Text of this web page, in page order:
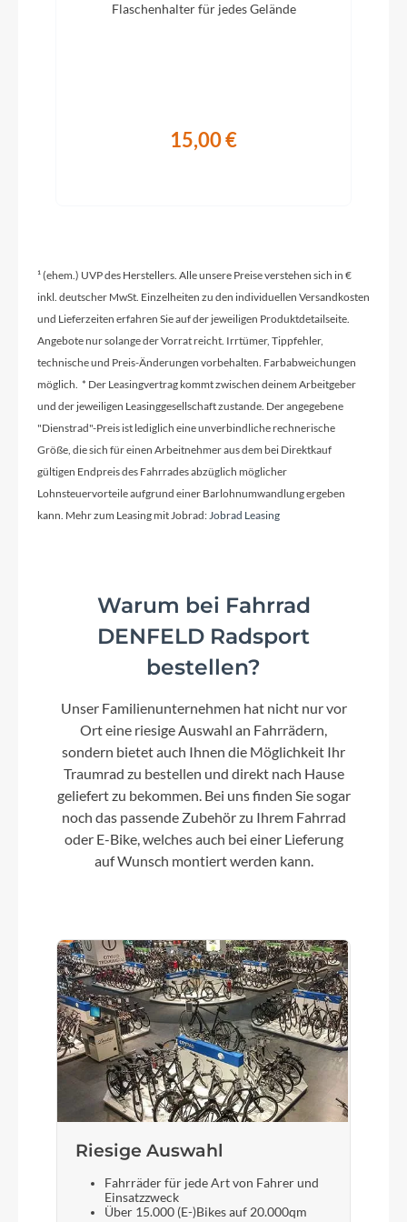
Lapierre by Fastace DR813, 4 Sealed Bearings,
Rahmenmaterial
Kurbelgarnitur
Sram SX Eagle boost 148 Dub 12s 32T 170mm (S)
/ 175mm (M/L/XL)
Kassette
SRAM PG1210 Eagle 11-50T 12 spd
31.8mm
Farbe
Dämpfer
FOX FLOAT DPS, Perf-Series Remote up, Evol LV,
210x50 (Std/Std)
Kette
Vorderrad Nabe
Lapierre by Fastace DF813 , BOOST 15x110, 32H
Schalthebel
Sram SX Eagle 12spd
Bremshebel
Steuersatz
Flaschenhalter für jedes Gelände
15,00 €
¹ (ehem.) UVP des Herstellers. Alle unsere Preise verstehen sich in €
inkl. deutscher MwSt. Einzelheiten zu den individuellen Versandkosten
und Lieferzeiten erfahren Sie auf der jeweiligen Produktdetailseite.
Angebote nur solange der Vorrat reicht. Irrtümer, Tippfehler,
technische und Preis-Änderungen vorbehalten. Farbabweichungen
möglich. * Der Leasingvertrag kommt zwischen deinem Arbeitgeber
und der jeweiligen Leasinggesellschaft zustande. Der angegebene
"Dienstrad"-Preis ist lediglich eine unverbindliche rechnerische
Größe, die sich für einen Arbeitnehmer aus dem bei Direktkauf
gültigen Endpreis des Fahrrades abzüglich möglicher
Lohnsteuervorteile aufgrund einer Barlohnumwandlung ergeben
kann. Mehr zum Leasing mit Jobrad:Jobrad Leasing
Warum bei Fahrrad
DENFELD Radsport
bestellen?
Unser Familienunternehmen hat nicht nur vor
Ort eine riesige Auswahl an Fahrrädern,
sondern bietet auch Ihnen die Möglichkeit Ihr
Traumrad zu bestellen und direkt nach Hause
geliefert zu bekommen. Bei uns finden Sie sogar
noch das passende Zubehör zu Ihrem Fahrrad
oder E-Bike, welches auch bei einer Lieferung
auf Wunsch montiert werden kann.
Riesige Auswahl
Fahrräder für jede Art von Fahrer und
Einsatzzweck
Über 15.000 (E-)Bikes auf 20.000qm